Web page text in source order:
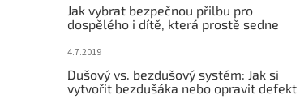
Jak vybrat bezpečnou přilbu pro
dospělého i dítě, která prostě sedne
4.7.2019
Dušový vs. bezdušový systém: Jak si
vytvořit bezdušáka nebo opravit defekt